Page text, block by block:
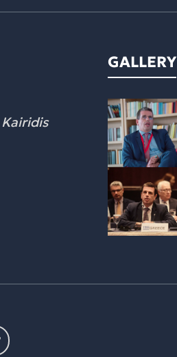
GALLERY